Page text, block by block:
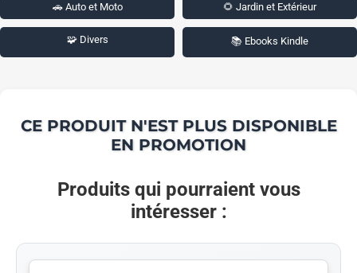
🚗 Auto et Moto 🌻 Jardin et Extérieur
🧩 Divers 📚 Ebooks Kindle
CE PRODUIT N'EST PLUS DISPONIBLE
EN PROMOTION
Produits qui pourraient vous
intéresser :